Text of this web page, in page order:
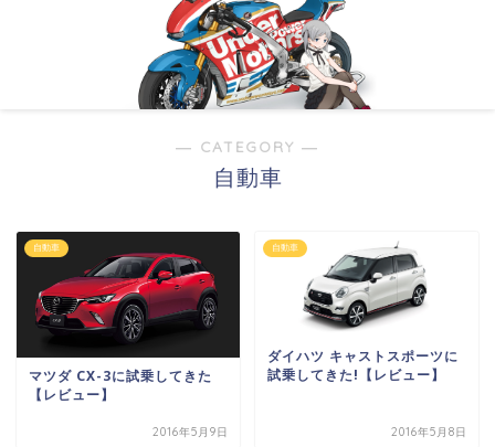
― CATEGORY ―
自動車
自動車
マツダ CX-3に試乗してきた
【レビュー】
2016年5月9日
自動車
ダイハツ キャストスポーツに
試乗してきた!【レビュー】
2016年5月8日